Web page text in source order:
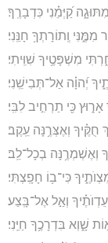
קַ֝יְּמֵ֗נִי כִּדְבָרֶֽךָ׃
וְֽתוֹרָתְךָ֥ חָנֵּֽנִי׃
מִשְׁפָּטֶ֥יךָ שִׁוִּֽיתִי׃
יְ֝הוָ֗ה אַל־תְּבִישֵֽׁנִי׃
כִּ֖י תַרְחִ֣יב לִבִּֽי׃
חֻקֶּ֗יךָ וְאֶצְּרֶ֥נָּה עֵֽקֶב׃
וְאֶשְׁמְרֶ֥נָּה בְכָל־לֵֽב׃
כִּי־ב֥וֹ חָפָֽצְתִּי׃
וְאַ֣ל אֶל־בָּֽצַע׃
שָׁ֑וְא בִּדְרָכֶ֥ךָ חַיֵּֽנִי׃